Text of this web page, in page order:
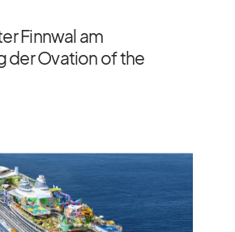
Finnwal am
der Ovation of the